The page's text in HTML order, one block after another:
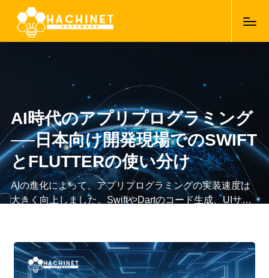
AI時代のアプリプログラミング
──日本向け開発現場でのSWIFT
とFLUTTERの使い分け
AIの進化によって、アプリプログラミングの実装速度は
大きく向上しました。SwiftやDartのコード生成、UIサン
リ開発現場では、「どの言語で作るか」よりも、「どの
条件でその言語を選ぶか」が、これまで以上に重要にな
っています。本記事では、AI時代のアプリプログラミン